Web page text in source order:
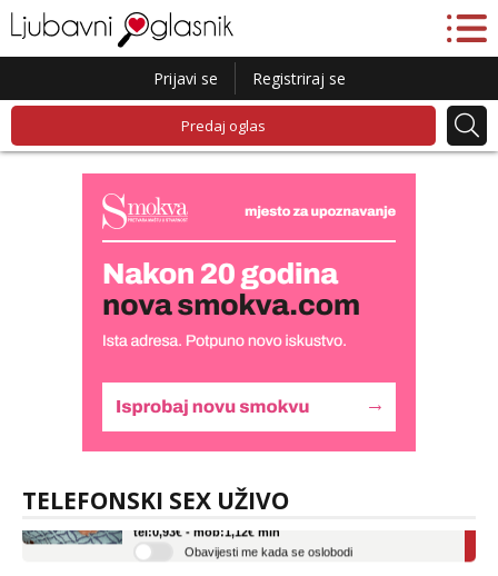
Prijavi se Registriraj se
Predaj oglas
TELEFONSKI SEX UŽIVO
Lucija
Tel: 064/677-677- Kod: #136
Obavijesti me kada se oslobodi